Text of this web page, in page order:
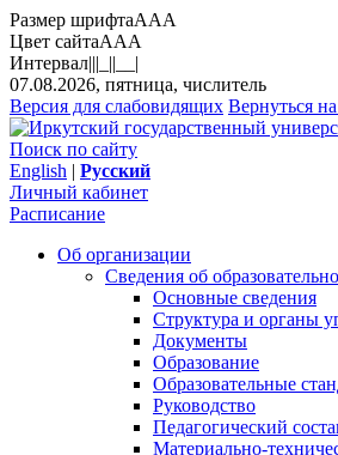
Размер шрифтаAAA
Цвет сайтаAAA
Интервал|||_||__|
07.08.2026, пятница, числитель
Версия для слабовидящих Вернуться
Поиск по сайту
English | Русский
Личный кабинет
Расписание
Об организации
Сведения об
Основные сведения
Структура и органы
Документы
Образование
Образовательные
Руководство
Педагогический
Материально-